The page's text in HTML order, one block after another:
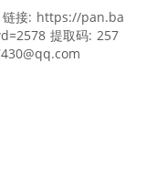
链接: https://pan.ba
提取码: 257